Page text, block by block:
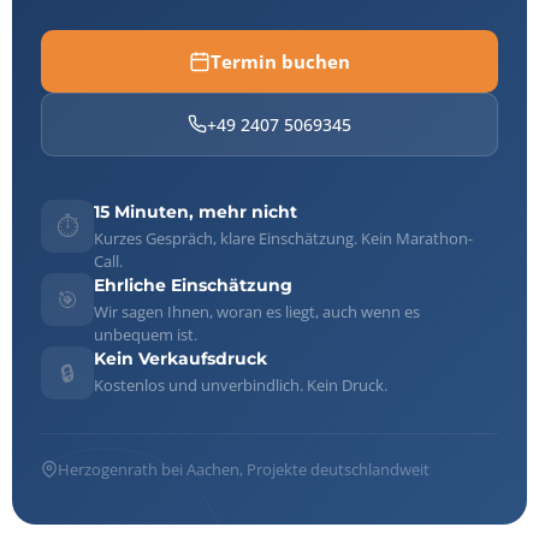
Termin buchen
+49 2407 5069345
⏱️
15 Minuten, mehr nicht
Kurzes Gespräch, klare Einschätzung. Kein Marathon-
Call.
🎯
Ehrliche Einschätzung
Wir sagen Ihnen, woran es liegt, auch wenn es
unbequem ist.
🔒
Kein Verkaufsdruck
Kostenlos und unverbindlich. Kein Druck.
Herzogenrath bei Aachen, Projekte deutschlandweit